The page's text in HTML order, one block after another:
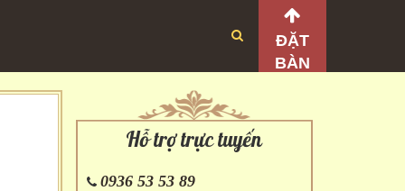
ĐẶT
BÀN
Hỗ trợ trực tuyến
0936 53 53 89